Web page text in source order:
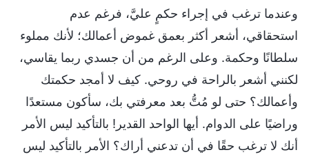
وعندما ترغب في إجراء حكمٍ عليَّ، فرغم عدم
استحقاقي، أشعر أكثر بعمق غموض أعمالك؛ لأنك مملوء
سلطانًا وحكمة. وعلى الرغم من أن جسدي ربما يقاسي،
لكنني أشعر بالراحة في روحي. كيف لا أمجد حكمتك
وأعمالك؟ حتى لو مُتُّ بعد معرفتي بك، سأكون مستعدًا
وراضيًا على الدوام. أيها الواحد القدير! بالتأكيد ليس الأمر
أنك لا ترغب حقًا في أن تدعني أراك؟ الأمر بالتأكيد ليس